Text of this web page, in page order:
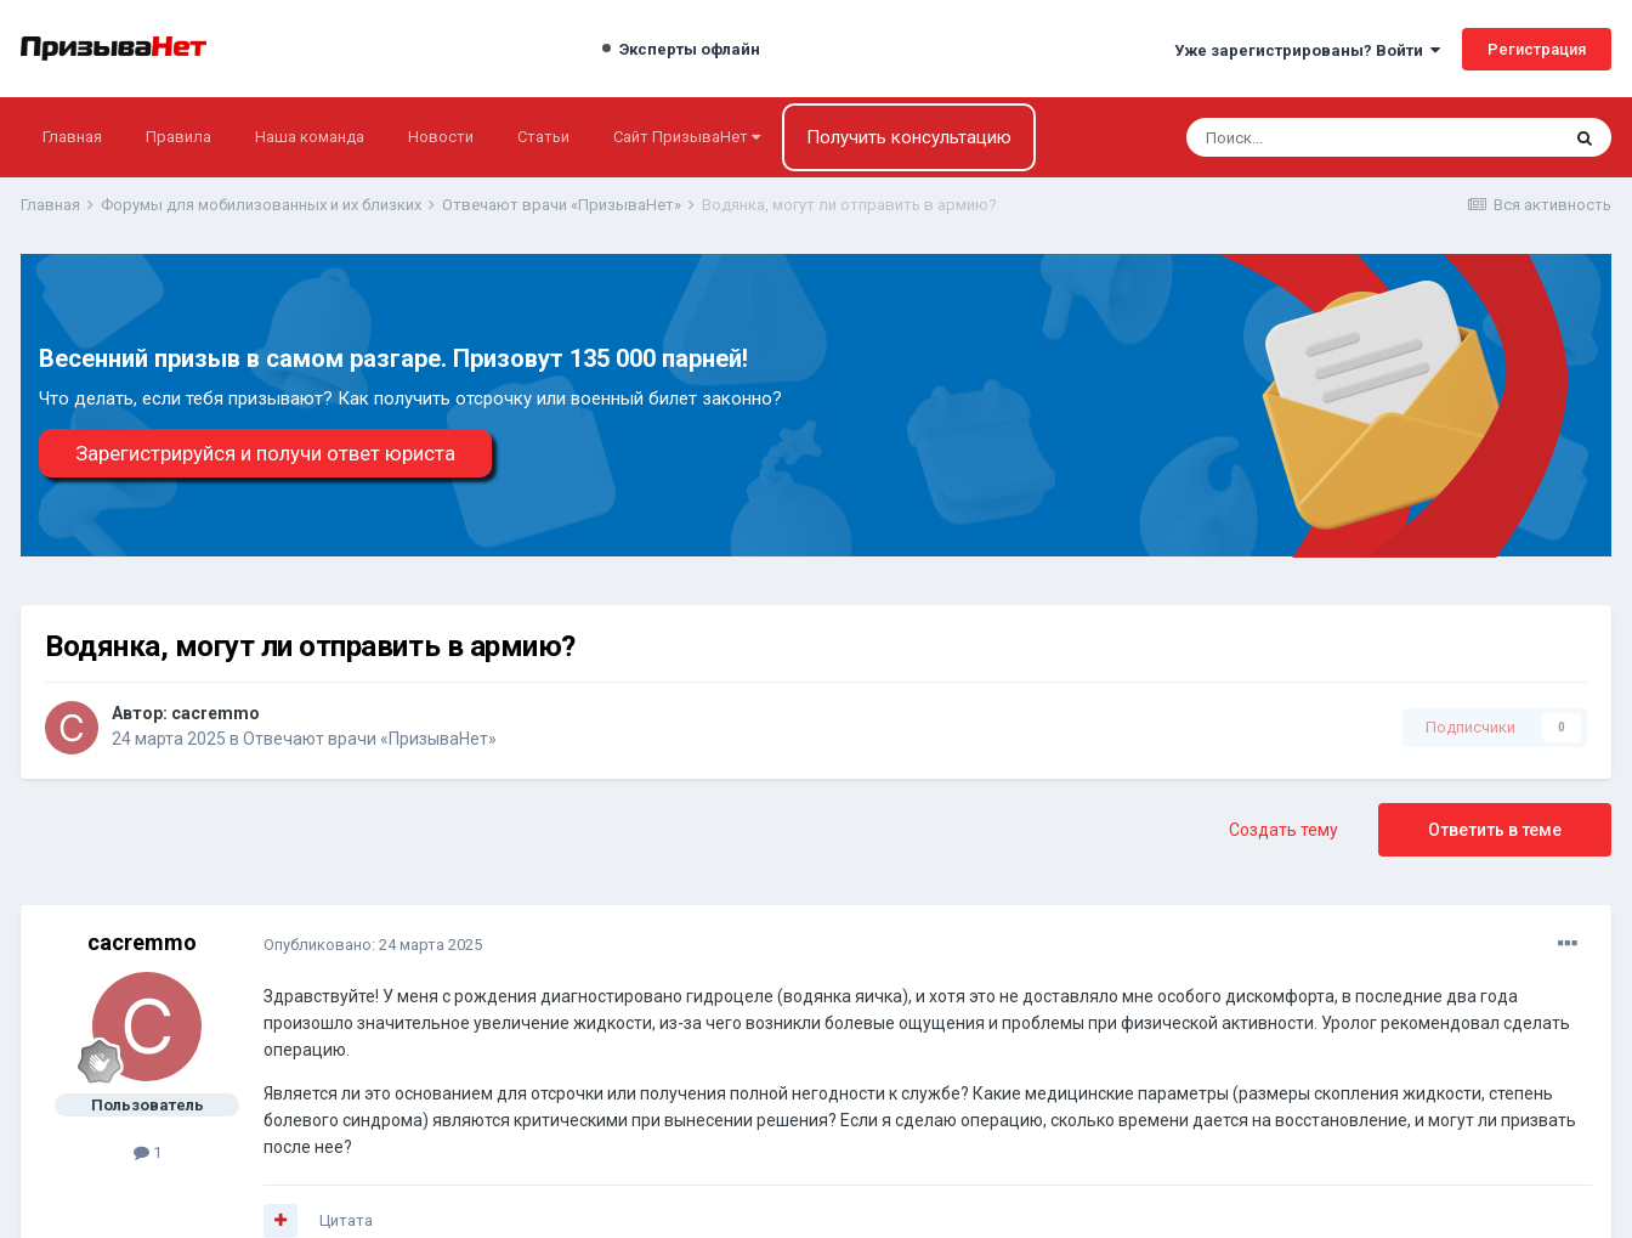
Эксперты офлайн Уже зарегистрированы? Войти Регистрация
Главная Правила Наша команда Новости Статьи Сайт ПризываНет Получить консультацию
Вся активность
Главная Форумы для мобилизованных и их близких Отвечают врачи «ПризываНет» Водянка, могут ли отправить в армию?
Весенний призыв в самом разгаре. Призовут 135 000 парней!
Что делать, если тебя призывают? Как получить отсрочку или военный билет законно?
Зарегистрируйся и получи ответ юриста
Водянка, могут ли отправить в армию?
Автор: cacremmo
24 марта 2025 в Отвечают врачи «ПризываНет»
Подписчики 0
Ответить в теме
Создать тему
cacremmo
Пользователь
1
Опубликовано: 24 марта 2025
Здравствуйте! У меня с рождения диагностировано гидроцеле (водянка яичка), и хотя это не доставляло мне особого дискомфорта, в последние два года
произошло значительное увеличение жидкости, из-за чего возникли болевые ощущения и проблемы при физической активности. Уролог рекомендовал сделать
операцию.
Является ли это основанием для отсрочки или получения полной негодности к службе? Какие медицинские параметры (размеры скопления жидкости, степень
болевого синдрома) являются критическими при вынесении решения? Если я сделаю операцию, сколько времени дается на восстановление, и могут ли призвать
после нее?
Цитата